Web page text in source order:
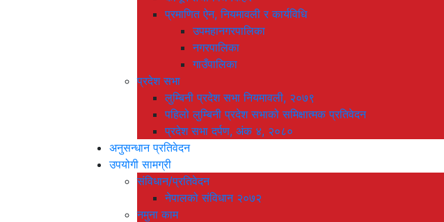
प्रमाणित ऐन, नियमावली र कार्यविधि
उपमहानगरपालिका
नगरपालिका
गाउँपालिका
प्रदेश सभा
लुम्बिनी प्रदेश सभा नियमावली, २०७९
पहिलो लुम्बिनी प्रदेश सभाको समिक्षात्मक प्रतिवेदन
प्रदेश सभा दर्पण, अंक ४, २०८०
अनुसन्धान प्रतिवेदन
उपयोगी सामग्री
संविधान/प्रतिवेदन
नेपालको संविधान २०७२
नमुना काम